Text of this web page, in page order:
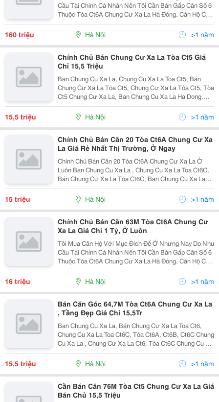
Cầu Tài Chính Cá Nhân Nên Tôi Cần Bán Gấp Căn Số 6
Thuộc Tòa Ct6A Chung Cư Xa La Hà Đông. Căn Hộ Có
Diện Tích 63,3M Thiết Kế Gồm 2 Pn, 2 Vs. Giá Gốc :
17,5 Triệu /M2 Giờ Tôi Bán Lỗ Giá : 16 Triệu/ M2
160 triệu Hà Nội >1 năm
Chính Chủ Bán Chung Cư Xa La Tòa Ct5 Giá
Chỉ 15,5 Triệu
Ban Chung Cu Xa La, Chung Cu Xa La Toa Ct5, Bán
Chung Cư Xa La Tòa Ct5, Chung Cư Xa La Tòa Ct5, Tòa
Ct5 Chung Cư Xa La, Ban Chung Cu Xa La Ha Dong,
Chung Cư Xa La Ct5, Chung Cư Xa La Toa Ct5. Tôi
Chính Chủ Cần Bán Gấp Căn Số 20 Tầng 3 Thuộc Tòa
15,5 triệu Hà Nội >1 năm
Chính Chủ Bán Căn 20 Tòa Ct6A Chung Cư Xa
La Giá Rẻ Nhất Thị Trường, Ở Ngay
Chính Chủ Bán Căn 20 Tòa Ct6A Chung Cư Xa La Ở
Luôn Ban Chung Cu Xa La , Chung Cu Xa La Toa Ct6C,
Bán Chung Cư Xa La Tòa Ct6C, Ban Chung Cu Xa La
Toa Ct6C, Bán Chung Cư Xa La Tòa Ct6, Toa Ct6 Chung
Cu Xa La, Chung Cư Xa La, Bán Chung Cư Xa La, Toa
15 triệu Hà Nội >1 năm
Chính Chủ Bán Căn 63M Tòa Ct6A Chung Cư
Xa La Giá Chỉ 1 Tỷ, Ở Luôn
Tôi Mua Căn Hộ Với Mục Đích Để Ở Nhưng Nay Do Nhu
Cầu Tài Chính Cá Nhân Nên Tôi Cần Bán Gấp Căn Số 6
Thuộc Tòa Ct6A Chung Cư Xa La Hà Đông. Căn Hộ Có
Diện Tích 63,3M Thiết Kế Gồm 2 Pn, 2 Vs. Giá Gốc :
17,5 Triệu /M2 Giờ Tôi Bán Lỗ Giá : 16 Triệ
16 triệu Hà Nội >1 năm
Bán Căn Góc 64,7M Tòa Ct6A Chung Cư Xa La
, Tầng Đẹp Giá Chỉ 15,5Tr
Ban Chung Cu Xa La, Bán Chung Cư Xa La Toa Ct6,
Chung Cu Xa La Toa Ct6C, Tòa Ct6A, Ct6B, Ct6C Chung
Cu Xa La , Chung Cư Xa La Ct6, Tòa Ct6C Chung Cu Xa
La, Căn 3 Pn Toa Ct6 Chung Cu Xa La, Chung Cu Xa La
Ha Dong, Bán Chung Cư Xa La Tòa Ct6C, Chung Cư
15,5 triệu Hà Nội >1 năm
Cần Bán Căn 76M Tòa Ct5 Chung Cư Xa La Giá
Bán Chủ 15,5 Triệu